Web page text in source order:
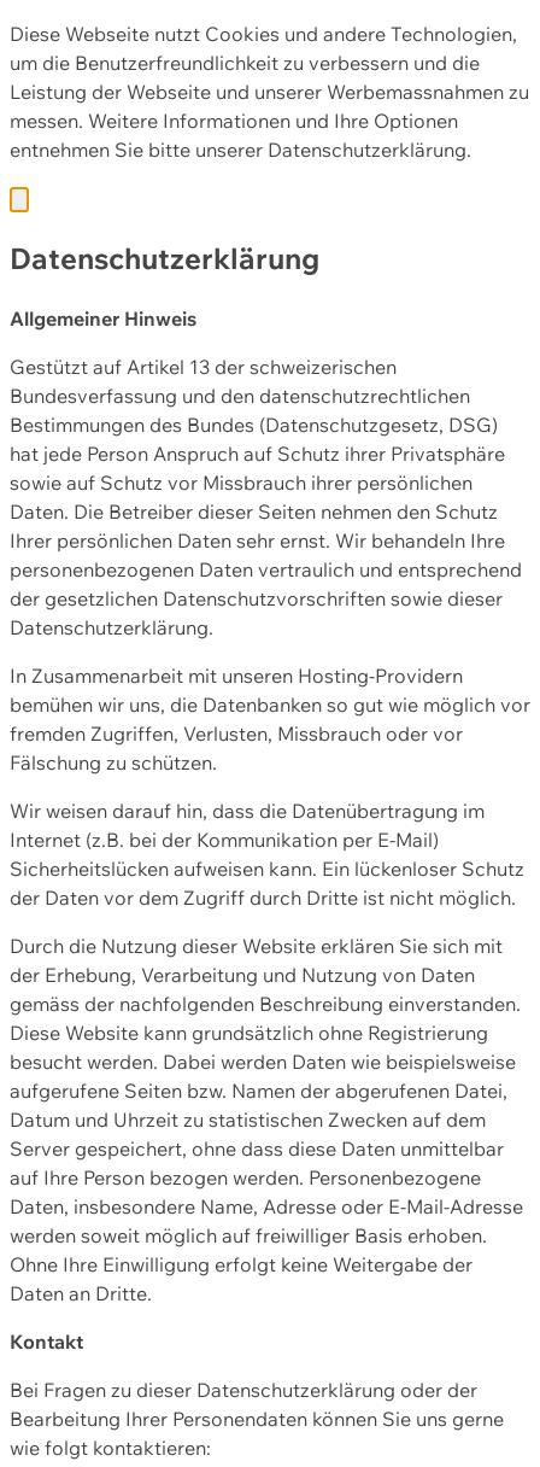
Diese Webseite nutzt Cookies und andere Technologien,
um die Benutzerfreundlichkeit zu verbessern und die
Leistung der Webseite und unserer Werbemassnahmen zu
messen. Weitere Informationen und Ihre Optionen
entnehmen Sie bitte unserer Datenschutzerklärung.
Datenschutzerklärung
Allgemeiner Hinweis
Gestützt auf Artikel 13 der schweizerischen
Bundesverfassung und den datenschutzrechtlichen
Bestimmungen des Bundes (Datenschutzgesetz, DSG)
hat jede Person Anspruch auf Schutz ihrer Privatsphäre
sowie auf Schutz vor Missbrauch ihrer persönlichen
Daten. Die Betreiber dieser Seiten nehmen den Schutz
Ihrer persönlichen Daten sehr ernst. Wir behandeln Ihre
personenbezogenen Daten vertraulich und entsprechend
der gesetzlichen Datenschutzvorschriften sowie dieser
Datenschutzerklärung.
In Zusammenarbeit mit unseren Hosting-Providern
bemühen wir uns, die Datenbanken so gut wie möglich vor
fremden Zugriffen, Verlusten, Missbrauch oder vor
Fälschung zu schützen.
Wir weisen darauf hin, dass die Datenübertragung im
Internet (z.B. bei der Kommunikation per E-Mail)
Sicherheitslücken aufweisen kann. Ein lückenloser Schutz
der Daten vor dem Zugriff durch Dritte ist nicht möglich.
Durch die Nutzung dieser Website erklären Sie sich mit
der Erhebung, Verarbeitung und Nutzung von Daten
gemäss der nachfolgenden Beschreibung einverstanden.
Diese Website kann grundsätzlich ohne Registrierung
besucht werden. Dabei werden Daten wie beispielsweise
aufgerufene Seiten bzw. Namen der abgerufenen Datei,
Datum und Uhrzeit zu statistischen Zwecken auf dem
Server gespeichert, ohne dass diese Daten unmittelbar
auf Ihre Person bezogen werden. Personenbezogene
Daten, insbesondere Name, Adresse oder E-Mail-Adresse
werden soweit möglich auf freiwilliger Basis erhoben.
Ohne Ihre Einwilligung erfolgt keine Weitergabe der
Daten an Dritte.
Kontakt
Bei Fragen zu dieser Datenschutzerklärung oder der
Bearbeitung Ihrer Personendaten können Sie uns gerne
wie folgt kontaktieren: